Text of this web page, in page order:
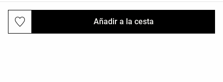
Añadir a la cesta
Envíos y devoluciones